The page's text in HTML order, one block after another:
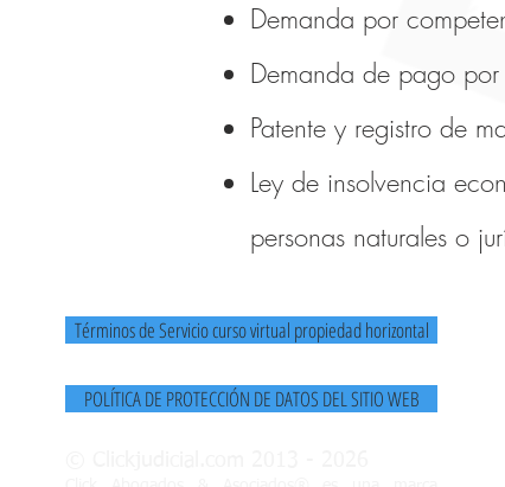
Demanda por
Demanda de pago
Patente y registro de
Ley de insolvencia
personas naturales o
Términos de Servicio curso virtual propiedad horizontal
POLÍTICA DE PROTECCIÓN DE DATOS DEL SITIO WEB